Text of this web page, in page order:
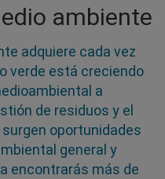
ambiente
adquiere cada vez
verde está creciendo
a
de residuos y el
oportunidades
general y
encontrarás más de